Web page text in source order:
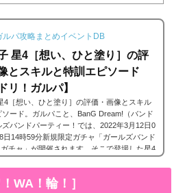
パ攻略まとめイベントDB
星4［想い、ひと塗り］の評
とスキルと特訓エピソード
リ！ガルパ】
4［想い、ひと塗り］の評価・画像とスキル
ソード。ガルパこと、BanG Dream!（バンド
ズバンドパーティー！では、2022年3月12日0
日14時59分新規限定ガチャ「ガールズバンド
チャ」が開催されます。そこで登場した星4
と塗り］※画像をタップ/クリックで画像拡
WA！輪！］